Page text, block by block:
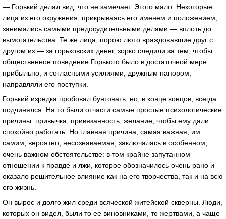
— Горький делал вид, что не замечает. Этого мало. Некоторые
лица из его окружения, прикрываясь его именем и положением,
занимались самыми предосудительными делами — вплоть до
вымогательства. Te же лица, порою люто враждовавшие друг с
другом из — за горьковских денег, зорко следили за тем, чтобы
общественное поведение Горького было в достаточной мере
прибыльно, и согласными усилиями, дружным напором,
направляли его поступки.
Горький изредка пробовал бунтовать, но, в конце концов, всегда
подчинялся. На то были отчасти самые простые психологические
причины: привычка, привязанность, желание, чтобы ему дали
спокойно работать. Но главная причина, самая важная, им
самим, вероятно, несознаваемая, заключалась в особенном,
очень важном обстоятельстве: в том крайне запутанном
отношении к правде и лжи, которое обозначилось очень рано и
оказало решительное влияние как на его творчества, так и на всю
его жизнь.
Он вырос и долго жил среди всяческой житейской скверны. Люди,
которых он видел, были то ее виновниками, то жертвами, а чаще